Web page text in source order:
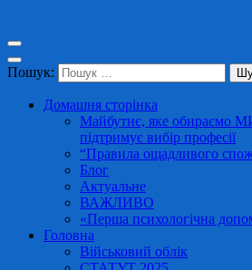
Пошук:
Домашня сторінка
Майбутнє, яке обираємо
підтримує вибір професії
“Правила ощадливого
Блог
Актуальне
ВАЖЛИВО
«Перша психологічна
Головна
Військовий облік